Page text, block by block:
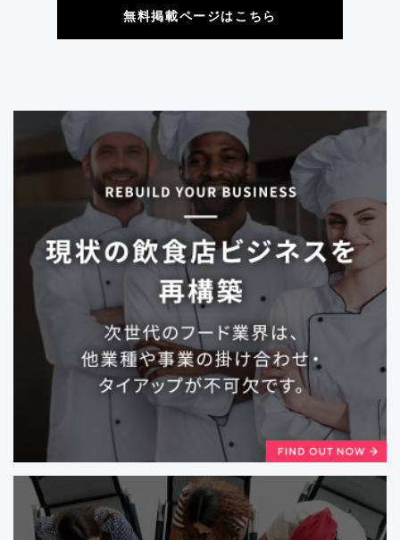
無料掲載ページはこちら